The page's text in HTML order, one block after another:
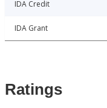
IDA Credit
IDA Grant
Ratings